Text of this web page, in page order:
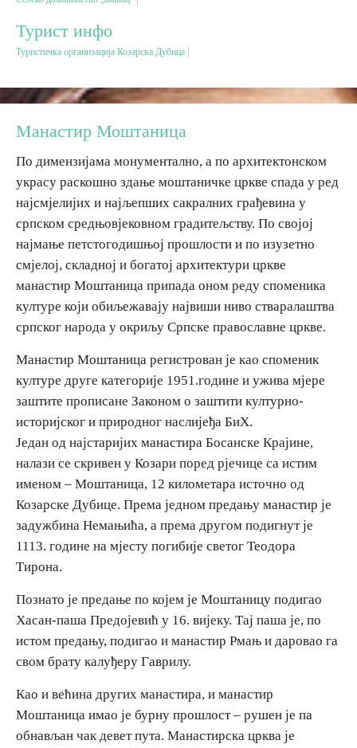
Сеоски туризам
Омладински туризам
Дестинације
Списак дестинација
Мапа дестинација
Манифестације
Смјештај
Мултимедија
Видео
E-Brochure
Турист инфо
Туристичка организација Козарска Дубица
Манастир Моштаница
По димензијама монументално, а по архитектонском
украсу раскошно здање моштаничке цркве спада у ред
најсмјелијих и најљепших сакралних грађевина у
српском средњовјековном градитељству. По својој
најмање петстогодишњој прошлости и по изузетно
смјелој, складној и богатој архитектури цркве
манастир Моштаница припада оном реду споменика
културе који обиљежавају највиши ниво стваралаштва
српског народа у окриљу Српске православне цркве.
Манастир Моштаница регистрован је као споменик
културе друге категорије 1951.године и ужива мјере
заштите прописане Законом о заштити културно-
историјског и природног наслијеђа БиХ.
Један од најстаријих манастира Босанске Крајине,
налази се скривен у Козари поред рјечице са истим
именом – Моштаница, 12 километара источно од
Козарске Дубице. Према једном предању манастир је
задужбина Немањића, а према другом подигнут је
1113. године на мјесту погибије светог Теодора
Тирона.
Познато је предање по којем је Моштаницу подигао
Хасан-паша Предојевић у 16. вијеку. Тај паша је, по
истом предању, подигао и манастир Рмањ и даровао га
свом брату калуђеру Гаврилу.
Као и већина других манастира, и манастир
Моштаница имао је бурну прошлост – рушен је па
обнављан чак девет пута. Манастирска црква је